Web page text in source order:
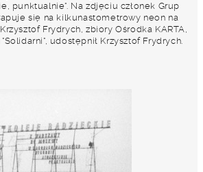
punktualnie". Na zdjęciu członek Grup
się na kilkunastometrowy neon na
Frydrych, zbiory Ośrodka KARTA,
udostępnił Krzysztof Frydrych.